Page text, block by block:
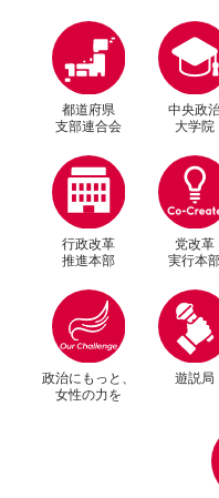
役員会後 鈴木幹事
記者会見
政府与党連絡会議
都道府県
支部連合会
中央政
大学院
行政改革
推進本部
党改革
実行本
政治にもっと、
女性の力を
別ウィンドウリンク
遊説局
別ウィンド